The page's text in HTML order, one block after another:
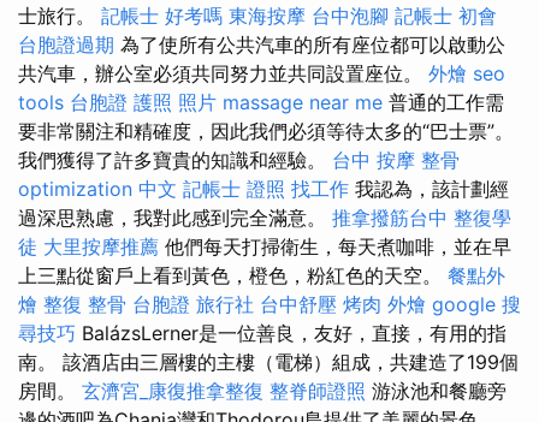
士旅行。 記帳士 好考嗎 東海按摩 台中泡腳 記帳士 初會
台胞證過期 為了使所有公共汽車的所有座位都可以啟動公
共汽車，辦公室必須共同努力並共同設置座位。 外燴 seo
tools 台胞證 護照 照片 massage near me 普通的工作需
要非常關注和精確度，因此我們必須等待太多的“巴士票”。
我們獲得了許多寶貴的知識和經驗。 台中 按摩 整骨
optimization 中文 記帳士 證照 找工作 我認為，該計劃經
過深思熟慮，我對此感到完全滿意。 推拿撥筋台中 整復學
徒 大里按摩推薦 他們每天打掃衛生，每天煮咖啡，並在早
上三點從窗戶上看到黃色，橙色，粉紅色的天空。 餐點外
燴 整復 整骨 台胞證 旅行社 台中舒壓 烤肉 外燴 google 搜
尋技巧 BalázsLerner是一位善良，友好，直接，有用的指
南。 該酒店由三層樓的主樓（電梯）組成，共建造了199個
房間。 玄濟宮_康復推拿整復 整脊師證照 游泳池和餐廳旁